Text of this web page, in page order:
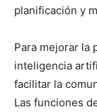
planificación y
Para mejorar la
inteligencia
facilitar la
Las funciones